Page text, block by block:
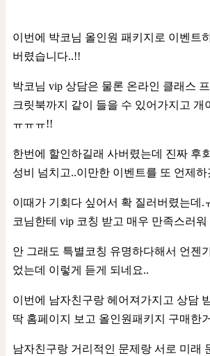
이번에 박코님 올인원 패키지로 이벤트
버렸습니다..!!
박코님 vip 상담은 물론 온라인 클래스
크릿북까지 같이 들을 수 있어가지고 개
ㅠㅠㅠ!!
한번에 할인하길래 사버렸는데 진짜 후
성비 넘치고..이만한 이벤트를 또 언제하
이때가 기회다 싶어서 확 질러버렸는데.
코님한테 vip 코칭 받고 매우 만족스러
안 그래도 특별코칭 유명하다해서 언젠
었는데 이렇게 듣게 되네요..
이번에 남자친구랑 헤어져가지고 상담
딱 홈페이지 보고 올인원패키지 구매한
남자친구랑 거리적인 문제랑 서로 미래